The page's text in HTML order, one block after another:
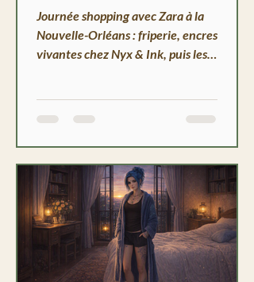
Journée shopping avec Zara à la
Nouvelle-Orléans : friperie, encres
vivantes chez Nyx & Ink, puis les